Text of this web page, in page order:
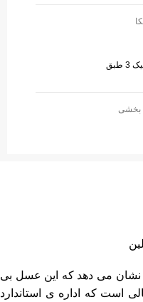
طبق
بخشی
می دهد که این عسل بی
حالی است که اداره ی استاندارد